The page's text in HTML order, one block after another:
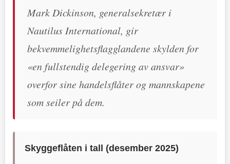
Mark Dickinson, generalsekretær i
Nautilus International, gir
bekvemmelighetsflagglandene skylden for
«en fullstendig delegering av ansvar»
overfor sine handelsflåter og mannskapene
som seiler på dem.
Skyggeflåten i tall (desember 2025)